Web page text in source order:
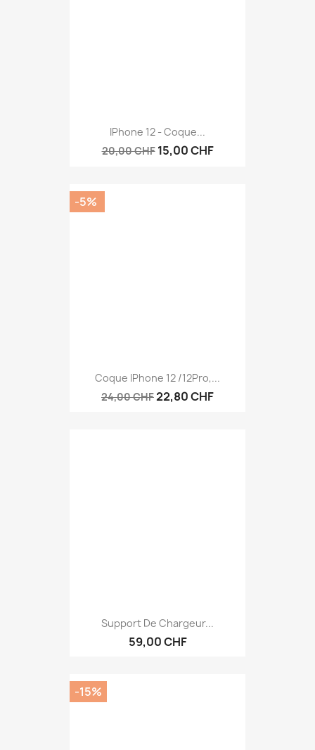
IPhone 12 - Coque...
20,00 CHF 15,00 CHF
Coque IPhone 12 /12Pro,...
24,00 CHF22,80 CHF
-5%
Support De Chargeur...
59,00 CHF
-15%